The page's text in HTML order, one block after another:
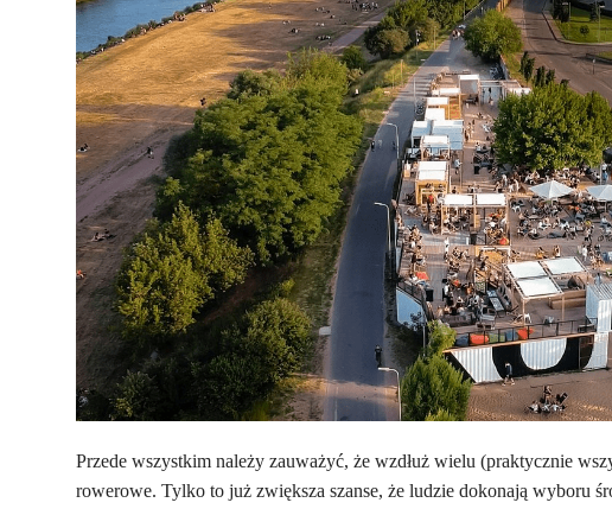
Przede wszystkim należy zauważyć, że wzdłuż wielu (praktycznie
rowerowe. Tylko to już zwiększa szanse, że ludzie dokonają wyboru